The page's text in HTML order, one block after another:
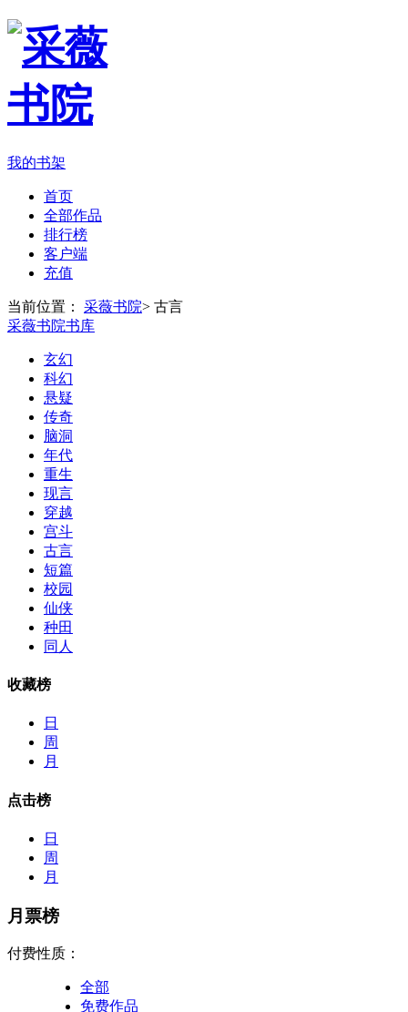
我的书架
首页
全部作品
排行榜
客户端
充值
当前位置： 采薇书院> 古言
采薇书院书库
玄幻
科幻
悬疑
传奇
脑洞
年代
重生
现言
穿越
宫斗
古言
短篇
校园
仙侠
种田
同人
收藏榜
日
周
月
点击榜
日
周
月
月票榜
付费性质：
全部
免费作品